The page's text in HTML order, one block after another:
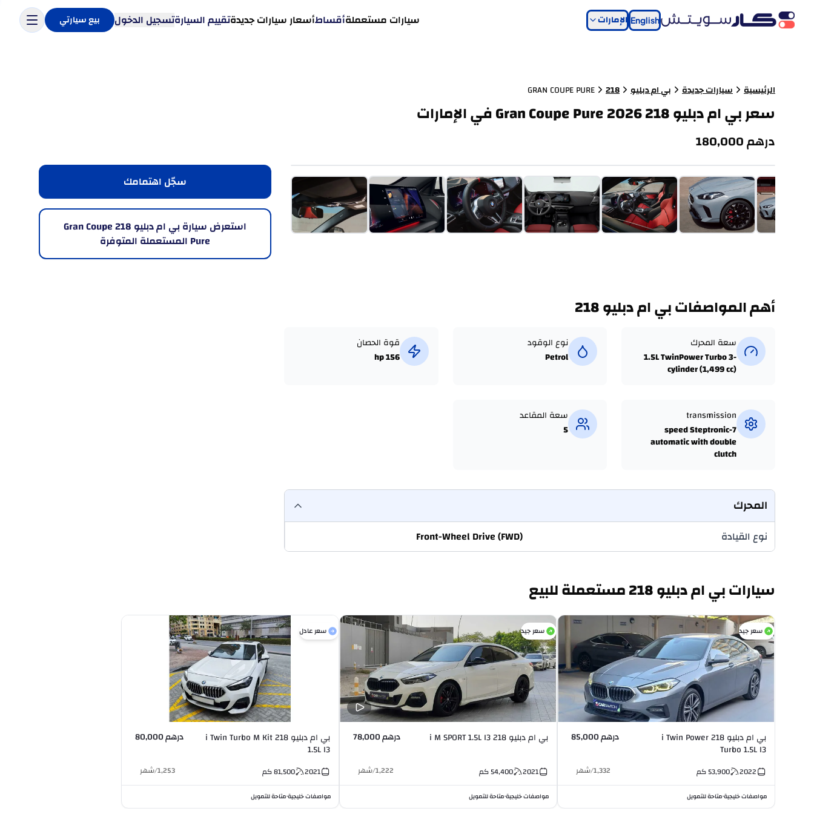
English الإمارات سيارات مستعملةأقساطأسعار سيارات جديدةتقييم السيارةتسجيل الدخول بيع سيارتي
الرئيسية سيارات جديدة بي ام دبليو 218
GRAN COUPE PURE
سعر بي ام دبليو 218 Gran Coupe Pure 2026 في الإمارات
درهم180,000
سجّل اهتمامك
استعرض سيارة بي ام دبليو 218 Gran Coupe
Pure المستعملة المتوفرة
أهم المواصفات بي ام دبليو 218
سعة المحرك
1.5L TwinPower Turbo 3-
cylinder (1,499 cc)
نوع الوقود
Petrol
قوة الحصان
156 hp
transmission
7-speed Steptronic
automatic with double
clutch
سعة المقاعد
5
المحرك
نوع القيادة Front-Wheel Drive (FWD)
سيارات بي ام دبليو 218 مستعملة للبيع
سعر جيد
بي ام دبليو 218 i Twin Power
Turbo 1.5L I3
درهم 85,000
2022
53,900كم 1,332
/شهر
مواصفات خليجية•متاحة للتمويل
سعر جيد
بي ام دبليو 218 i M SPORT 1.5L I3 درهم 78,000
2021
54,400كم 1,222
/شهر
مواصفات خليجية•متاحة للتمويل
سعر عادل
بي ام دبليو 218 i Twin Turbo M Kit
1.5L I3
درهم 80,000
2021
81,500كم 1,253
/شهر
مواصفات خليجية•متاحة للتمويل